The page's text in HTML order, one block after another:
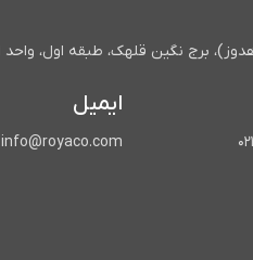
برج نگین قلهک، طبقه اول، واحد 11
ایمیل
info@royaco.com